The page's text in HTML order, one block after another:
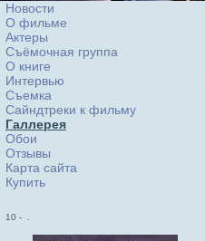
Новости
О фильме
Актеры
Съёмочная группа
О книге
Интервью
Cъемка
Сайндтреки к фильму
Галлерея
Обои
Отзывы
Карта сайта
Купить
10 -